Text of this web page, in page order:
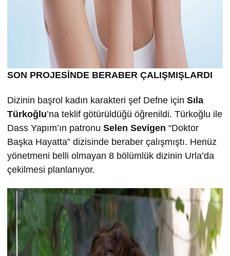
SON PROJESİNDE BERABER ÇALIŞMIŞLARDI
Dizinin başrol kadın karakteri şef Defne için Sıla
Türkoğlu’na teklif götürüldüğü öğrenildi. Türkoğlu ile
Dass Yapım’ın patronu Selen Sevigen “Doktor
Başka Hayatta” dizisinde beraber çalışmıştı. Henüz
yönetmeni belli olmayan 8 bölümlük dizinin Urla’da
çekilmesi planlanıyor.